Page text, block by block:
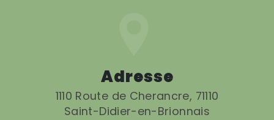
Adresse
1110 Route de Cherancre, 71110
Saint-Didier-en-Brionnais